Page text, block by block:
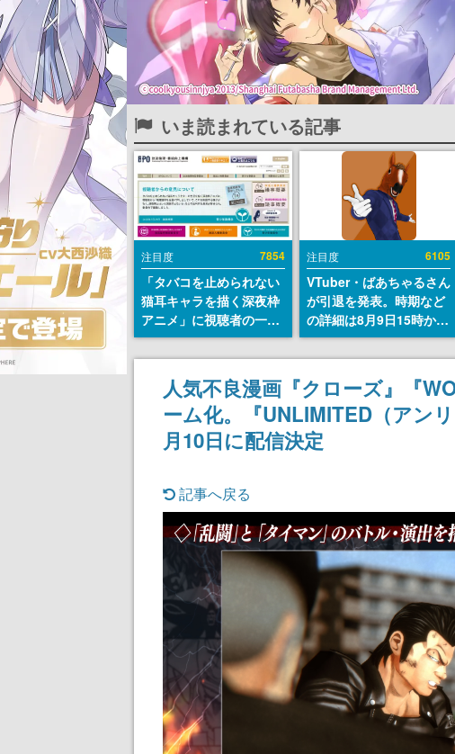
いま読まれている記事
注目度 7854
「タバコを止められない
猫耳キャラを描く深夜枠
アニメ」に視聴者の一部
から批判意見。違法薬物
の使用と思しき描写も含
めて、BPOが議論を交わ
注目度 6105
VTuber・ばあちゃるさん
が引退を発表。時期など
の詳細は8月9日15時から
の配信で説明
人気不良漫画『クローズ』『
ーム化。『UNLIMITED（アン
月10日に配信決定
記事へ戻る